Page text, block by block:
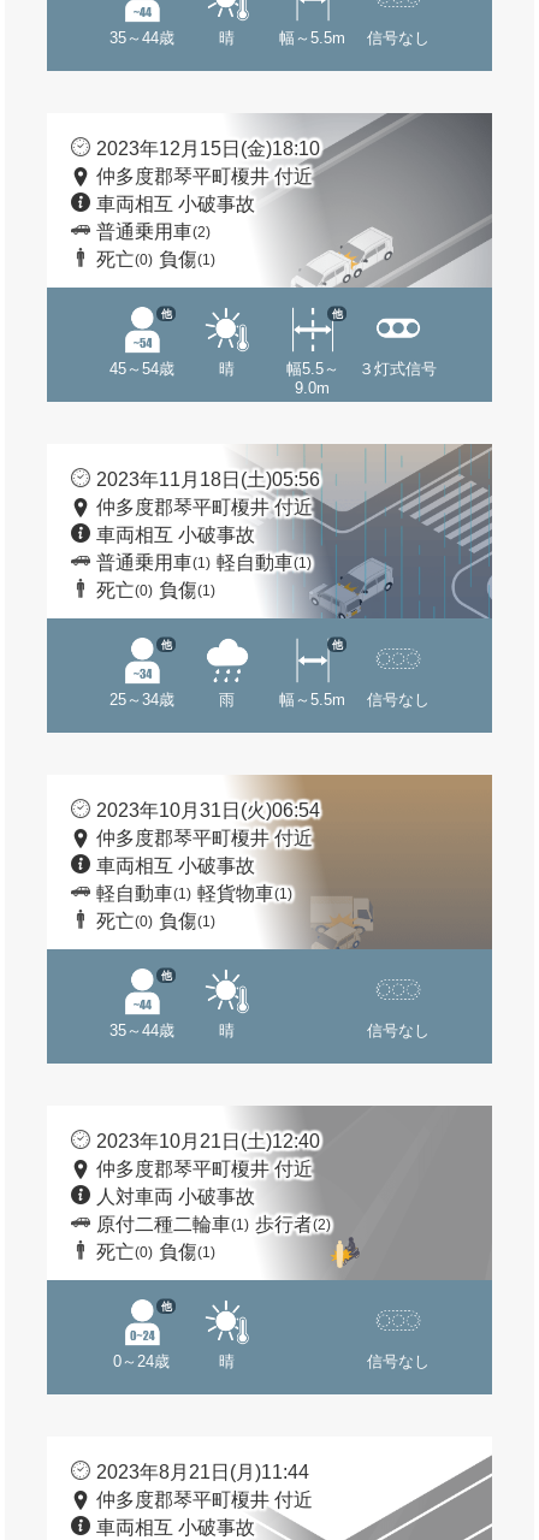
35～44歳 晴 幅～5.5m 信号なし
2023年12月15日(金)18:10
仲多度郡琴平町榎井 付近
車両相互 小破事故
普通乗用車(2)
死亡(0) 負傷(1)
45～54歳
他
晴
幅5.5～
9.0m
他
３灯式信号
2023年11月18日(土)05:56
仲多度郡琴平町榎井 付近
車両相互 小破事故
普通乗用車(1) 軽自動車(1)
死亡(0) 負傷(1)
25～34歳
他
雨 幅～5.5m
他
信号なし
2023年10月31日(火)06:54
仲多度郡琴平町榎井 付近
車両相互 小破事故
軽自動車(1) 軽貨物車(1)
死亡(0) 負傷(1)
35～44歳
他
晴 信号なし
2023年10月21日(土)12:40
仲多度郡琴平町榎井 付近
人対車両 小破事故
原付二種二輪車(1) 歩行者(2)
死亡(0) 負傷(1)
0～24歳
他
晴 信号なし
2023年8月21日(月)11:44
仲多度郡琴平町榎井 付近
車両相互 小破事故